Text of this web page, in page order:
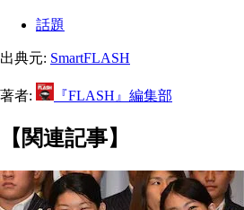
話題
出典元: SmartFLASH
著者: 『FLASH』編集部
【関連記事】